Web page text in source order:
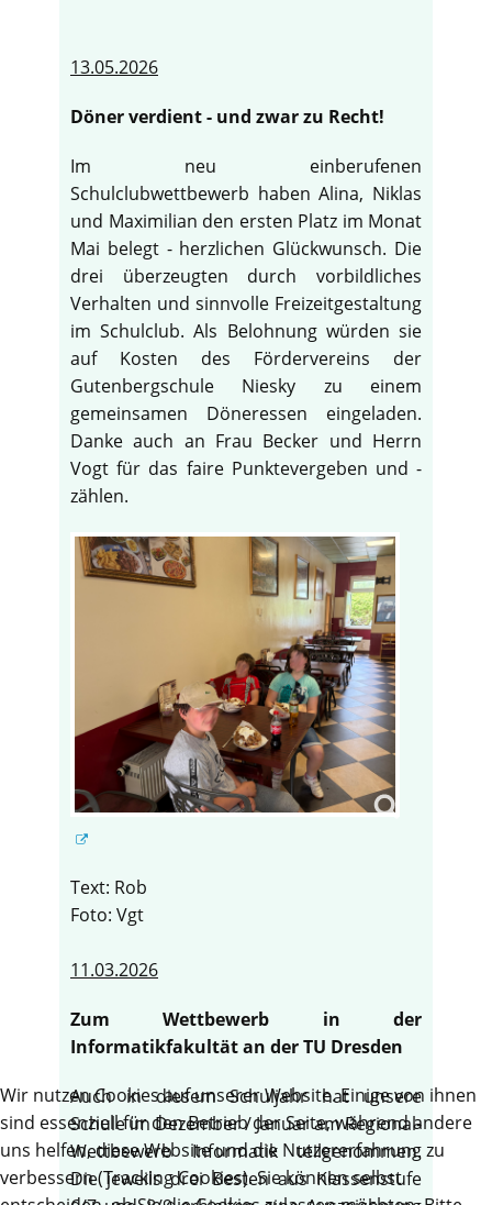
13.05.2026
Döner verdient - und zwar zu Recht!
Im neu einberufenen
Schulclubwettbewerb haben Alina, Niklas
und Maximilian den ersten Platz im Monat
Mai belegt - herzlichen Glückwunsch. Die
drei überzeugten durch vorbildliches
Verhalten und sinnvolle Freizeitgestaltung
im Schulclub. Als Belohnung würden sie
auf Kosten des Fördervereins der
Gutenbergschule Niesky zu einem
gemeinsamen Döneressen eingeladen.
Danke auch an Frau Becker und Herrn
Vogt für das faire Punktevergeben und -
zählen.
Text: Rob
Foto: Vgt
11.03.2026
Zum Wettbewerb in der
Informatikfakultät an der TU Dresden
Auch in diesem Schuljahr hat unsere
Schule im Dezember / Januar am Regional-
Wettbewerb Informatik teilgenommen.
Die jeweils drei Besten aus Klassenstufe
Wir nutzen Cookies auf unserer Website. Einige von ihnen
sind essenziell für den Betrieb der Seite, während andere
uns helfen, diese Website und die Nutzererfahrung zu
verbessern (Tracking Cookies). Sie können selbst